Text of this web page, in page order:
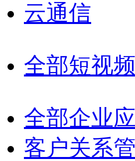
云通信
全部短视
全部企业
客户关系